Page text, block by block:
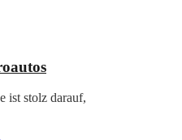
ist stolz darauf,